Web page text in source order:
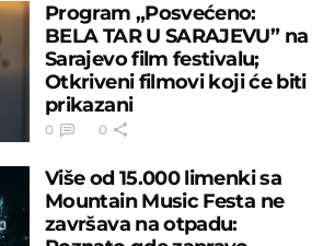
Program „Posvećeno:
BELA TAR U SARAJEVU” na
Sarajevo film festivalu;
Otkriveni filmovi koji će biti
prikazani
0 0
Više od 15.000 limenki sa
Mountain Music Festa ne
završava na otpadu: